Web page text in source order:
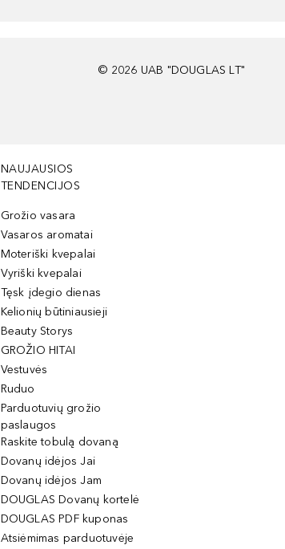
© 2026 UAB "DOUGLAS LT"
NAUJAUSIOS
TENDENCIJOS
Grožio vasara
Vasaros aromatai
Moteriški kvepalai
Vyriški kvepalai
Tęsk įdegio dienas
Kelionių būtiniausieji
Beauty Storys
GROŽIO HITAI
Vestuvės
Ruduo
Parduotuvių grožio
paslaugos
Raskite tobulą dovaną
Dovanų idėjos Jai
Dovanų idėjos Jam
DOUGLAS Dovanų kortelė
DOUGLAS PDF kuponas
Atsiėmimas parduotuvėje